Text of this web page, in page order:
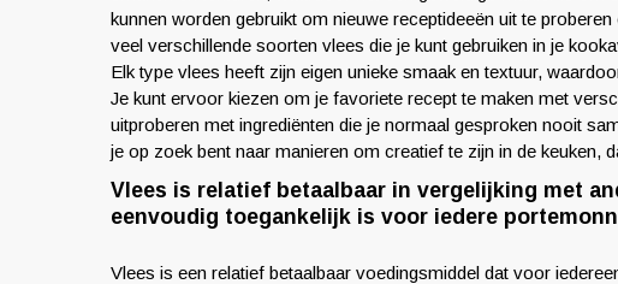
kunnen worden gebruikt om nieuwe receptideeën uit te
veel verschillende soorten vlees die je kunt gebruiken in je
Elk type vlees heeft zijn eigen unieke smaak en textuur,
Je kunt ervoor kiezen om je favoriete recept te maken met
uitproberen met ingrediënten die je normaal gesproken nooit
je op zoek bent naar manieren om creatief te zijn in de keuken,
Vlees is relatief betaalbaar in vergelijking met
eenvoudig toegankelijk is voor iedere
Vlees is een relatief betaalbaar voedingsmiddel dat voor